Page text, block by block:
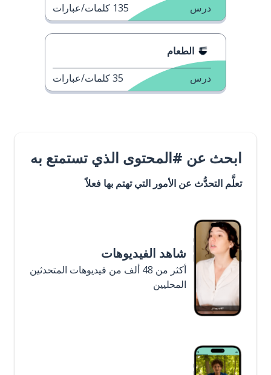
درس 135 كلمات/عبارات
الطعام
درس 35كلمات/عبارات
ابحث عن #المحتوى الذي تستمتع به
تعلَّم التحدُّث عن الأمور التي تهتم بها فعلاً
شاهد الفيديوهات
أكثر من 48 ألف من فيديوهات المتحدثين
المحليين